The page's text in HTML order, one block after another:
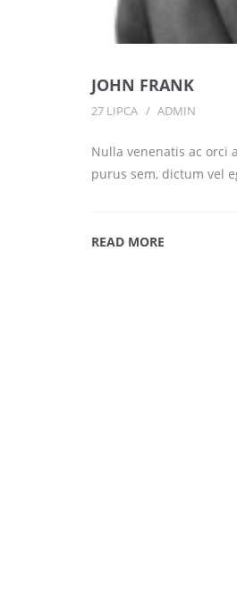
JOHN FRANK
27 LIPCA ADMIN
Nulla venenatis ac orci
purus sem, dictum vel
READ MORE